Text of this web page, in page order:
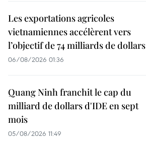
Les exportations agricoles
vietnamiennes accélèrent vers
l’objectif de 74 milliards de dollars
06/08/2026 01:36
Quang Ninh franchit le cap du
milliard de dollars d'IDE en sept
mois
05/08/2026 11:49